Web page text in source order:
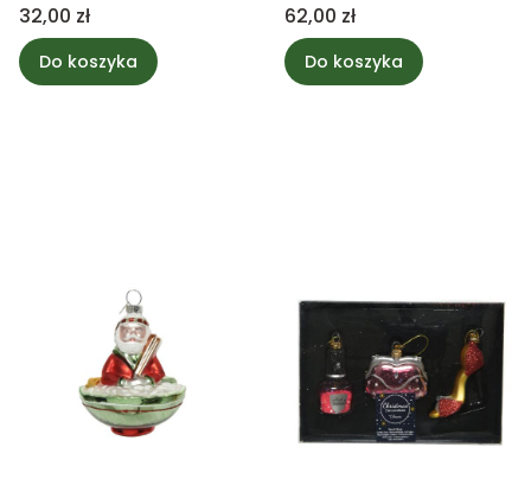
Cena
32,00 zł
Do koszyka
Cena
62,00 zł
Do koszyka